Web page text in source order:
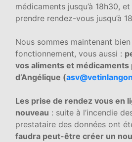
médicaments jusqu’à 18h30,
prendre rendez-vous jusqu’à
Nous sommes maintenant
fonctionnement, vous aussi :
vos aliments et médicaments
d’Angélique (
Les prise de rendez vous en
nouveau : suite à l’incendie
prestataire des données ont
faudra peut-être créer un